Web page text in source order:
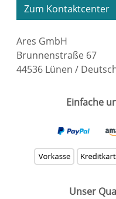
Zum Kontaktcenter
Ares GmbH
Brunnenstraße 67
44536 Lünen /
Einfache
Unser